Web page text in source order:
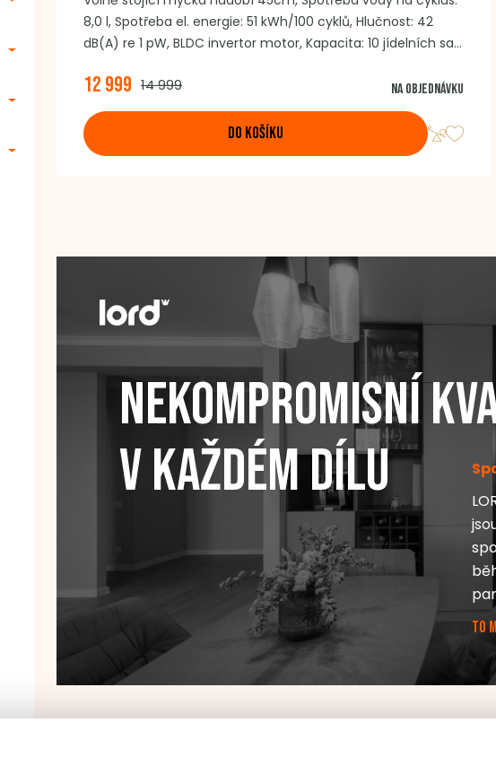
8,0 l, Spotřeba el. energie: 51 kWh/100 cyklů, Hlučnost: 42
dB(A) re 1 pW, BLDC invertor motor, Kapacita: 10 jídelních sad
dveří, Dětská pojistka, Způsob ovládání: tlačítka, Nerezový
mycí prostor, AquaStop, Barva: nerezové dveře/stříbrný
ovládací panel
12 999 14 999 Na objednávku
DO KOŠÍKU
Nekompromisní
v každém dílu
TO